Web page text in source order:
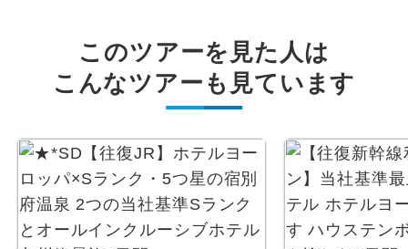
このツアーを見た人は
こんなツアーも見ています